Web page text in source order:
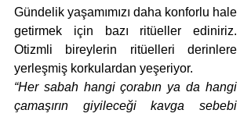
Gündelik yaşamımızı daha konforlu hale
getirmek için bazı ritüeller ediniriz.
Otizmli bireylerin ritüelleri derinlere
yerleşmiş korkulardan yeşeriyor.
“Her sabah hangi çorabın ya da hangi
çamaşırın giyileceği kavga sebebi